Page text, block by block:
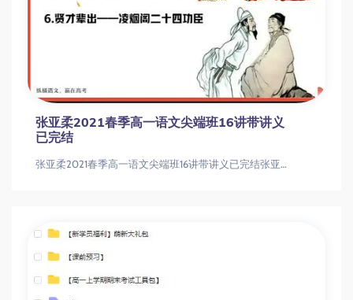
张亚柔2021春季高一语文尖端班16讲带讲义
已完结
张亚柔2021春季高一语文尖端班16讲带讲义已完结张亚柔2021春季高一语文尖端班16讲带讲义已完结